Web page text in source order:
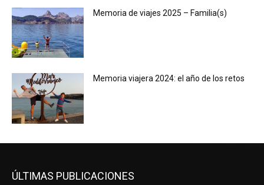
Memoria de viajes 2025 – Familia(s)
Memoria viajera 2024: el año de los retos
ÚLTIMAS PUBLICACIONES